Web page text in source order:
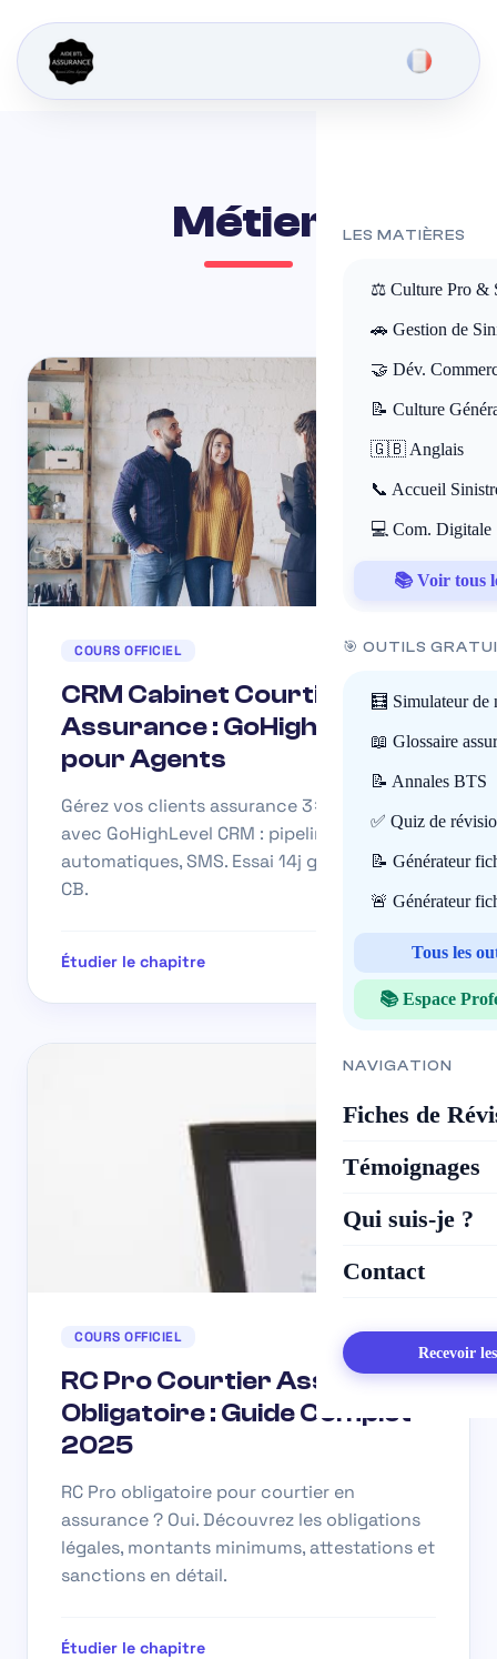
LES MATIÈRES
⚖️ Culture Pro &
🚗 Gestion de
🤝 Dév.
📝 Culture
🇬🇧 Anglais
📞 Accueil
💻 Com. Digitale
📚 Voir tous
🎯 OUTILS
🧮 Simulateur de
📖 Glossaire
📝 Annales BTS
✅ Quiz de
📝 Générateur
🚨 Générateur
Tous les
📚 Espace
NAVIGATION
Fiches de
Témoignages
Qui suis-je ?
Contact
Recevoir
Métier
COURS OFFICIEL
CRM Cabinet Courtier
Assurance : GoHighLevel
pour Agents
Gérez vos clients assurance 3× plus vite
avec GoHighLevel CRM : pipelines, relances
automatiques, SMS. Essai 14j gratuit sans
CB.
Étudier le chapitre
COURS OFFICIEL
RC Pro Courtier Assurance
Obligatoire : Guide Complet
2025
RC Pro obligatoire pour courtier en
assurance ? Oui. Découvrez les obligations
légales, montants minimums, attestations et
sanctions en détail.
Étudier le chapitre